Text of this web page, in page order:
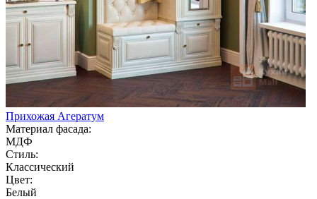
Прихожая Агератум
Материал фасада:
МДФ
Стиль:
Классический
Цвет:
Белый